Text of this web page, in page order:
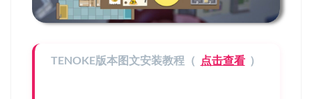
TENOKE版本图文安装教程（ 点击查看 ）